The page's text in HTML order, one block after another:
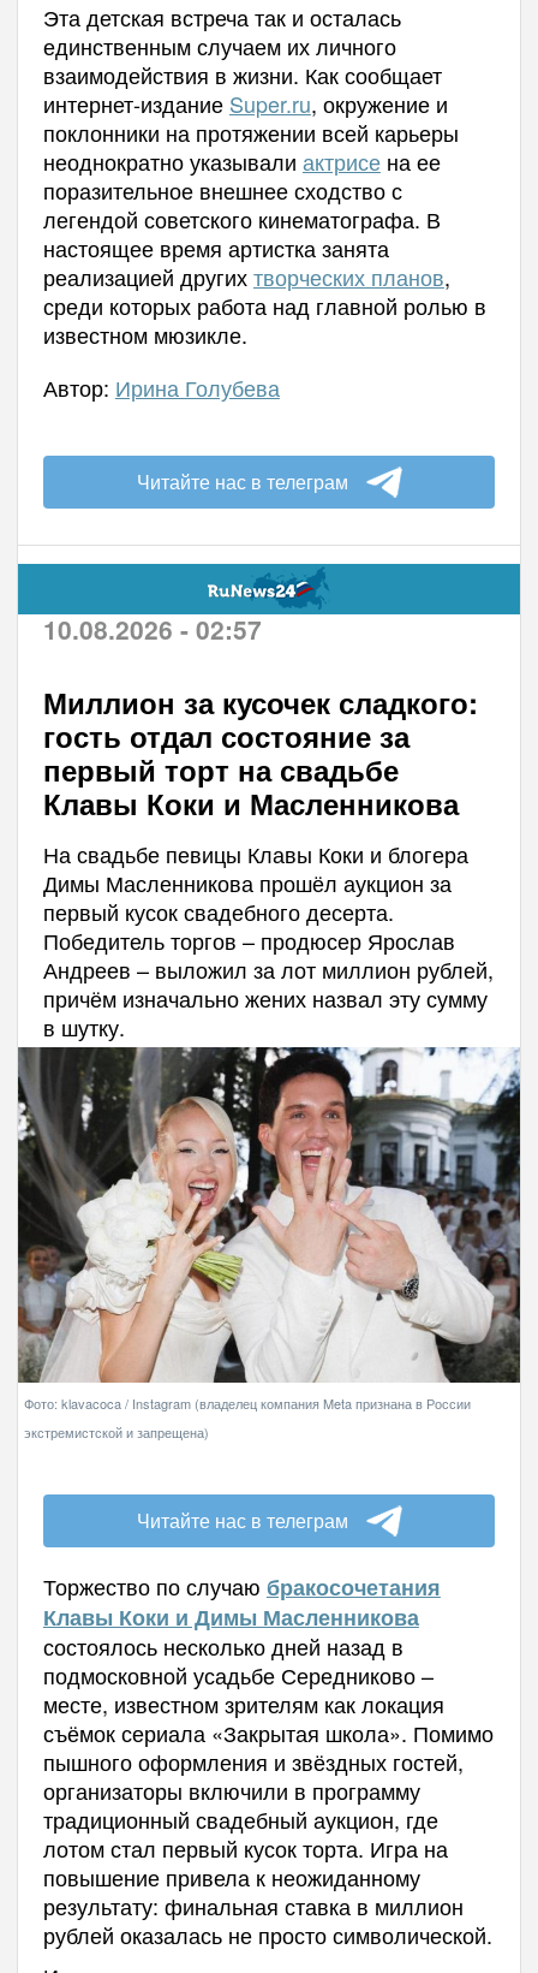
Эта детская встреча так и осталась
единственным случаем их личного
взаимодействия в жизни. Как сообщает
интернет-издание Super.ru, окружение и
поклонники на протяжении всей карьеры
неоднократно указывали актрисена ее
поразительное внешнее сходство с
легендой советского кинематографа. В
настоящее время артистка занята
реализацией другихтворческих планов,
среди которых работа над главной ролью в
известном мюзикле.
Автор: Ирина Голубева
Читайте нас в телеграм
10.08.2026 - 02:57
Миллион за кусочек сладкого:
гость отдал состояние за
первый торт на свадьбе
Клавы Коки и Масленникова
На свадьбе певицы Клавы Коки и блогера
Димы Масленникова прошёл аукцион за
первый кусок свадебного десерта.
Победитель торгов – продюсер Ярослав
Андреев – выложил за лот миллион рублей,
причём изначально жених назвал эту сумму
в шутку.
Фото: klavacoca / Instagram (владелец компания Meta признана в России
экстремистской и запрещена)
Читайте нас в телеграм
Торжество по случаю бракосочетания
Клавы Коки и Димы Масленникова
состоялось несколько дней назад в
подмосковной усадьбе Середниково –
месте, известном зрителям как локация
съёмок сериала «Закрытая школа». Помимо
пышного оформления и звёздных гостей,
организаторы включили в программу
традиционный свадебный аукцион, где
лотом стал первый кусок торта. Игра на
повышение привела к неожиданному
результату: финальная ставка в миллион
рублей оказалась не просто символической.